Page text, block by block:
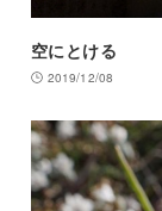
空にとける
2019/12/08